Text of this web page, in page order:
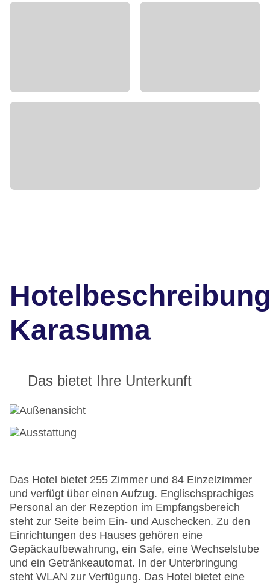
Karasuma
Das bietet Ihre Unterkunft
Das Hotel bietet 255 Zimmer und 84 Einzelzimmer
und verfügt über einen Aufzug. Englischsprachiges
Personal an der Rezeption im Empfangsbereich
steht zur Seite beim Ein- und Auschecken. Zu den
Einrichtungen des Hauses gehören eine
Gepäckaufbewahrung, ein Safe, eine Wechselstube
und ein Getränkeautomat. In der Unterbringung
steht WLAN zur Verfügung. Das Hotel bietet eine